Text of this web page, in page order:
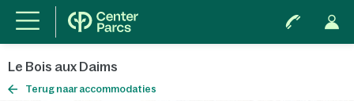
Le Bois aux Daims
Terug naar accommodaties